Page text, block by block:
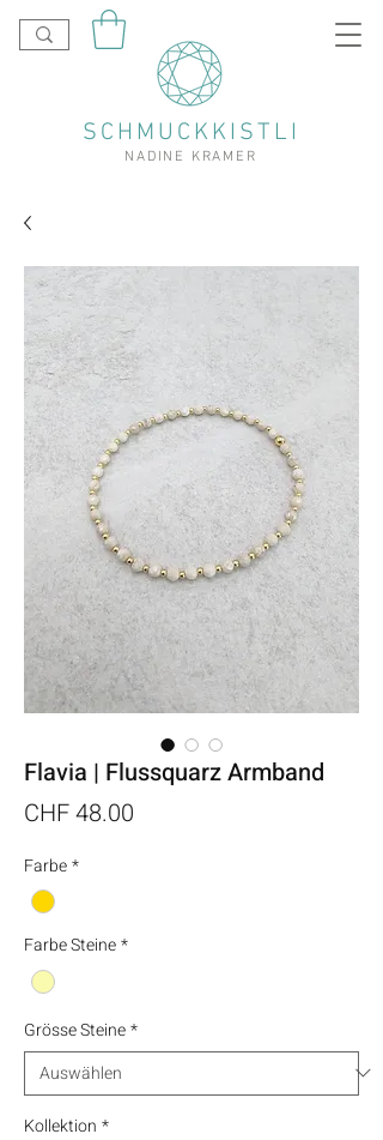
SCHMUCKKISTLI
NADINE KRAMER
Flavia | Flussquarz Armband
CHF 48.00
Farbe*
Farbe Steine*
Grösse Steine*
Kollektion *